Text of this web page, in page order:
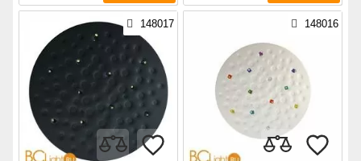
148017 148016